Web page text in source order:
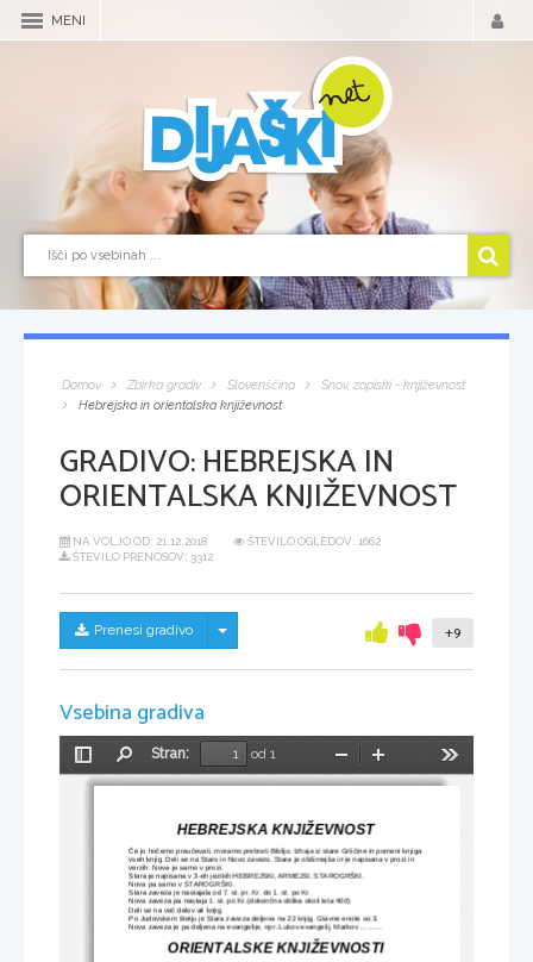
MENI
Domov Zbirka gradiv Slovenščina
Snov, zapiski - književnost
Hebrejska in orientalska književnost
GRADIVO:HEBREJSKA IN
ORIENTALSKA KNJIŽEVNOST
NA VOLJO OD: 21.12.2018
ŠTEVILO OGLEDOV: 1662
ŠTEVILO PRENOSOV: 3312
Prenesi gradivo Skrij/prikaži meni +9
Vsebina gradiva
Preklopi
stransko
Stran:
od 1
Pomanjšaj
HEBREJSKA KNJIŽEVNOST
Če jo hočemo preučevati, moramo prebrati Biblijo. Izhaja iz stare Grščine in pomeni knjiga
vseh knjig. Deli se na Staro in Novo zavezo. Stara je obširnejša in je napisana v prozi in
verzih. Nova je samo v prozi.
Stara je napisana v 3-eh jezikih:HEBREJSKI, ARMEJSI, STAROGRŠKI.
Nova pa samo v STAROGRŠKI.
Stara zaveza je nastajala od 7. st. pr. Kr. do 1. st. po Kr.
Nova zaveza pa nastaja 1. st. po Kr.(dokončna oblika okoli leta 400)
Deli se na več delov ali knjig.
Po Judovskem štetju je Stara zaveza deljena na 22 knjig. Glavne enote so 3.
Nova zaveza je pa deljena na evangelije, npr.:Lukov evangelij, Markov .........
ORIENTALSKE KNJIŽEVNOSTI